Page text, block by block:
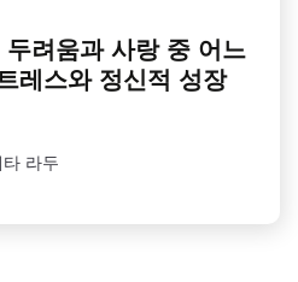
려움과 사랑 중 어느
레스와 정신적 성장
라두